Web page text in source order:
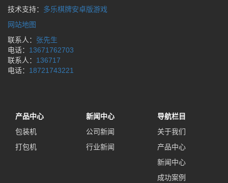
技术支持： 多乐棋牌安卓版游戏
网站地图
联系人： 张先生
电话： 13671762703
联系人： 136717
电话： 18721743221
产品中心
包装机
打包机
新闻中心
公司新闻
行业新闻
导航栏目
关于我们
产品中心
新闻中心
成功案例